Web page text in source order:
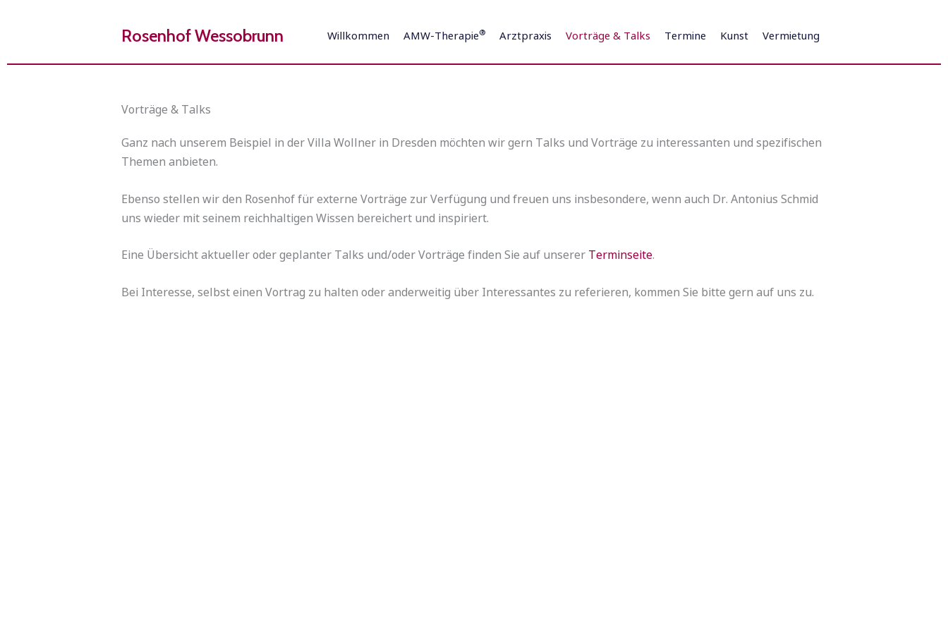
Rosenhof Wessobrunn Willkommen AMW-Therapie® Arztpraxis Vorträge & Talks Termine Kunst Vermietung
Vorträge & Talks
Ganz nach unserem Beispiel in der Villa Wollner in Dresden möchten wir gern Talks und Vorträge zu interessanten und spezifischen
Themen anbieten.
Ebenso stellen wir den Rosenhof für externe Vorträge zur Verfügung und freuen uns insbesondere, wenn auch Dr. Antonius Schmid
uns wieder mit seinem reichhaltigen Wissen bereichert und inspiriert.
Eine Übersicht aktueller oder geplanter Talks und/oder Vorträge finden Sie auf unserer Terminseite.
Bei Interesse, selbst einen Vortrag zu halten oder anderweitig über Interessantes zu referieren, kommen Sie bitte gern auf uns zu.